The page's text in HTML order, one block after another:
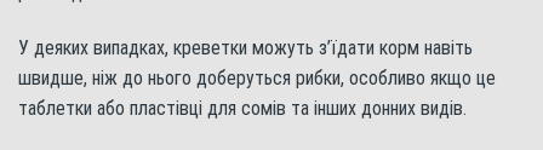
У деяких випадках, креветки можуть з’їдати корм навіть
швидше, ніж до нього доберуться рибки, особливо якщо це
таблетки або пластівці для сомів та інших донних видів.